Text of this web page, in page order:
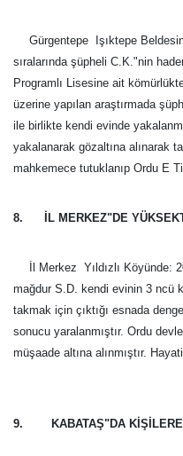
Gürgentepe  Işıktepe
sıralarında şüpheli C.K."nin
Programlı Lisesine ait
üzerine yapılan araştırmada
ile birlikte kendi evinde
yakalanarak gözaltına alınarak
mahkemece tutuklanıp Ordu E
8. İL MERKEZ"DE
İl Merkez  Yıldızlı
mağdur S.D. kendi evinin 3 ncü
takmak için çıktığı esnada
sonucu yaralanmıştır. Ordu
müşaade altına alınmıştır.
9. KABATAŞ"DA KİŞİLERE